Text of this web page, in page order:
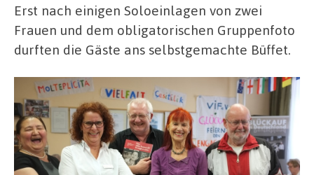
Erst nach einigen Soloeinlagen von zwei
Frauen und dem obligatorischen Gruppenfoto
durften die Gäste ans selbstgemachte Büffet.